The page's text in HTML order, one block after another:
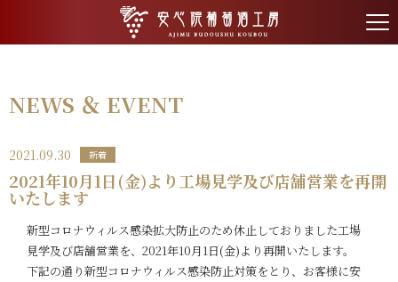
NEWS ＆ EVENT
2021.09.30 新着
2021年10月1日(金)より工場見学及び店舗営業を再開
いたします
新型コロナウィルス感染拡大防止のため休止しておりました工場
見学及び店舗営業を、2021年10月1日(金)より再開いたします。
下記の通り新型コロナウィルス感染防止対策をとり、お客様に安